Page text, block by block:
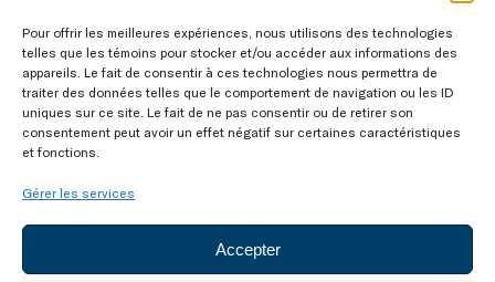
Pour offrir les meilleures expériences, nous utilisons des technologies
telles que les témoins pour stocker et/ou accéder aux informations des
appareils. Le fait de consentir à ces technologies nous permettra de
traiter des données telles que le comportement de navigation ou les ID
uniques sur ce site. Le fait de ne pas consentir ou de retirer son
consentement peut avoir un effet négatif sur certaines caractéristiques
et fonctions.
Gérer les services
Accepter
Service aux entreprises
Nos réseaux